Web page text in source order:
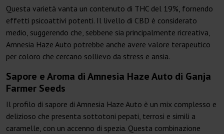
Questa varietà vanta un contenuto di THC del 19%, fornendo
effetti psicoattivi potenti. Il livello di CBD è considerato
medio, suggerendo che, sebbene sia principalmente ricreativa,
Amnesia Haze Auto potrebbe anche avere valore terapeutico
per coloro che cercano sollievo da stress e ansia.
Sapore e Aroma di Amnesia Haze Auto di Ganja
Farmer Seeds
Il profilo di sapore di Amnesia Haze Auto è un mix complesso e
delizioso che presenta sottotoni pepati, terrosi e simili a
caramelle, con un accenno di spezia. Questa combinazione